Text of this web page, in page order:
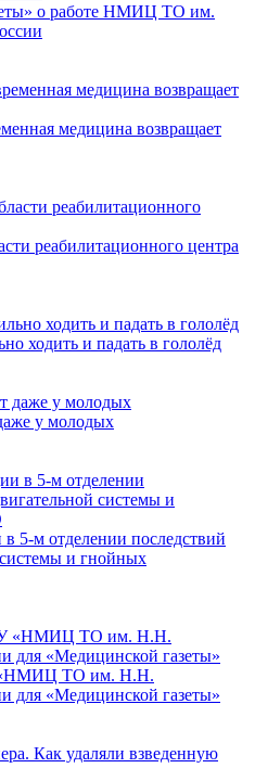
о работе НМИЦ ТО им.
медицина возвращает
реабилитационного центра
ходить и падать в гололёд
у молодых
5-м отделении последствий
и гнойных
«НМИЦ ТО им. Н.Н.
для «Медицинской газеты»